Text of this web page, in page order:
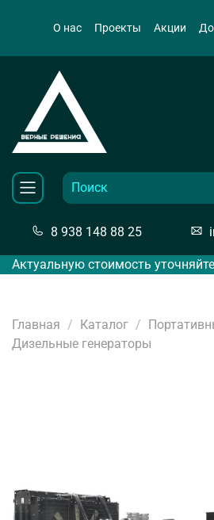
О нас Проекты Акции
8 938 148 88 25
Актуальную стоимость
Главная Каталог
Дизельные генераторы